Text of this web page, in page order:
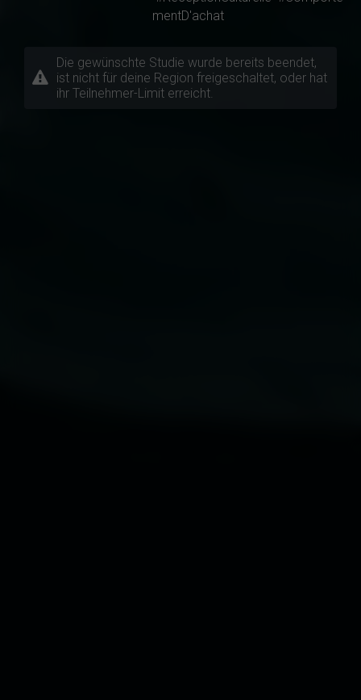
mentD'achat
Die gewünschte Studie wurde bereits beendet,
ist nicht für deine Region freigeschaltet, oder hat
ihr Teilnehmer-Limit erreicht.